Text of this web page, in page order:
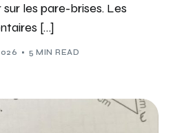
les pare-brises. Les
[…]
5 MIN READ